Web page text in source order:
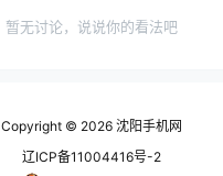
暂无讨论，说说你的看法吧
Copyright © 2026 沈阳手机网
辽ICP备11004416号-2